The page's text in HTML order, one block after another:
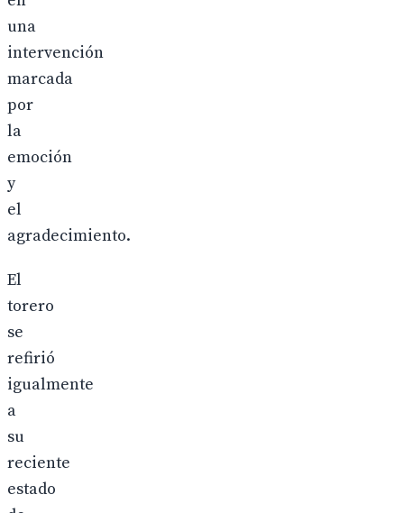
una
intervención
marcada
por
la
emoción
y
el
agradecimiento.
El
torero
se
refirió
igualmente
a
su
reciente
estado